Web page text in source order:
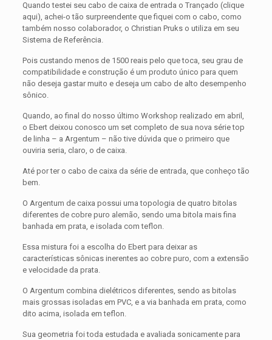
Quando testei seu cabo de caixa de entrada o Trançado (clique
aqui), achei-o tão surpreendente que fiquei com o cabo, como
também nosso colaborador, o Christian Pruks o utiliza em seu
Sistema de Referência.
Pois custando menos de 1500 reais pelo que toca, seu grau de
compatibilidade e construção é um produto único para quem
não deseja gastar muito e deseja um cabo de alto desempenho
sônico.
Quando, ao final do nosso último Workshop realizado em abril,
o Ebert deixou conosco um set completo de sua nova série top
de linha – a Argentum – não tive dúvida que o primeiro que
ouviria seria, claro, o de caixa.
Até por ter o cabo de caixa da série de entrada, que conheço tão
bem.
O Argentum de caixa possui uma topologia de quatro bitolas
diferentes de cobre puro alemão, sendo uma bitola mais fina
banhada em prata, e isolada com teflon.
Essa mistura foi a escolha do Ebert para deixar as
características sônicas inerentes ao cobre puro, com a extensão
e velocidade da prata.
O Argentum combina dielétricos diferentes, sendo as bitolas
mais grossas isoladas em PVC, e a via banhada em prata, como
dito acima, isolada em teflon.
Sua geometria foi toda estudada e avaliada sonicamente para